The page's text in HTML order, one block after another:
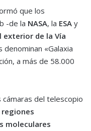
que los
-de la NASA, la ESA y
exterior de la Vía
«Galaxia
a más de 58.000
del telescopio
moleculares